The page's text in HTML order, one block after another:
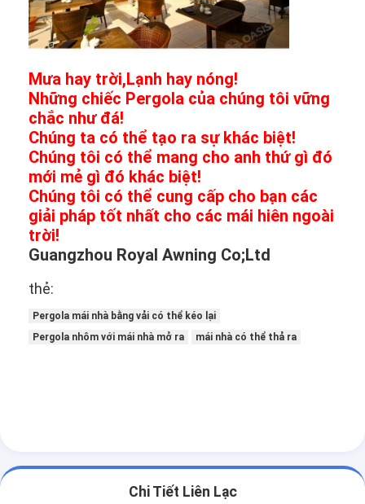
Mưa hay trời,Lạnh hay nóng!
Những chiếc Pergola của chúng tôi vững
chắc như đá!
Chúng ta có thể tạo ra sự khác biệt!
Chúng tôi có thể mang cho anh thứ gì đó
mới mẻ gì đó khác biệt!
Chúng tôi có thể cung cấp cho bạn các
giải pháp tốt nhất cho các mái hiên ngoài
trời!
Guangzhou Royal Awning Co;Ltd
thẻ:
Pergola mái nhà bằng vải có thể kéo lại
Pergola nhôm với mái nhà mở ra
mái nhà có thể thả ra
Chi Tiết Liên Lạc